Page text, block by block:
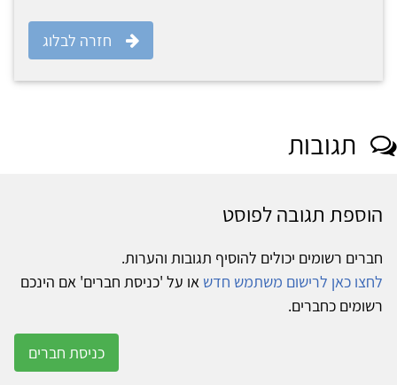
חזרה לבלוג
תגובות
הוספת תגובה לפוסט
חברים רשומים יכולים להוסיף תגובות והערות.
לחצו כאן לרישום משתמש חדש או על 'כניסת חברים' אם הינכם
רשומים כחברים.
כניסת חברים